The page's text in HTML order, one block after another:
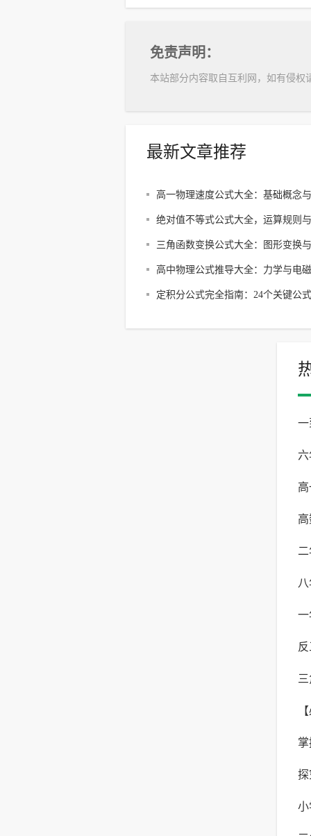
免责声明：
本站部分内容取自互利网，如有侵权
最新文章推荐
高一物理速度公式大全：基础概念
公式解析
绝对值不等式公式大全，运算规则
策略详解
三角函数变换公式大全：图形变换
技巧全解析
高中物理公式推导大全：力学与电
心解析
定积分公式完全指南：24个关键公
一
详
数
数
年
数
一
简
公
角
探
小